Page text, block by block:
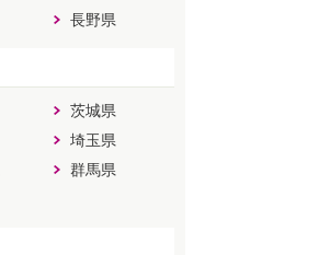
長野県
茨城県
埼玉県
群馬県